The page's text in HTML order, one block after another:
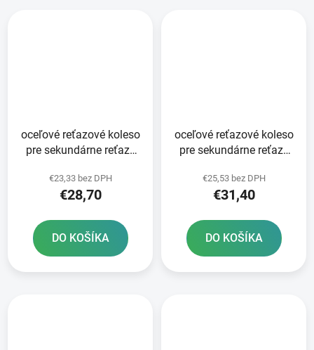
oceľové reťazové koleso
pre sekundárne reťaze
zubov
€23,33 bez DPH
€28,70
DO KOŠÍKA
oceľové reťazové koleso
pre sekundárne reťaze
zubov
€25,53 bez DPH
€31,40
DO KOŠÍKA